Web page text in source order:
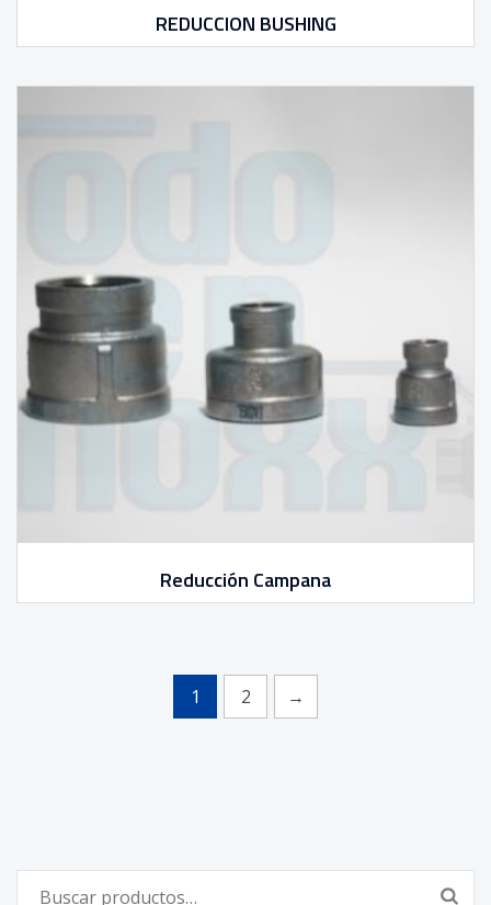
REDUCCION BUSHING
Reducción Campana
1 2 →